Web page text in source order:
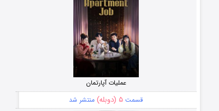
عملیات آپارتمان
قسمت ۵ (دوبله) منتشر شد